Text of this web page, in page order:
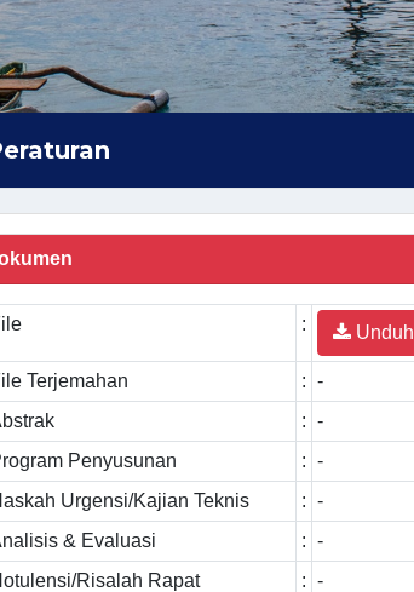
: Unduh
Terjemahan : -
: -
Penyusunan
: -
Urgensi/Kajian Teknis
: -
& Evaluasi
: -
Risalah Rapat
: -